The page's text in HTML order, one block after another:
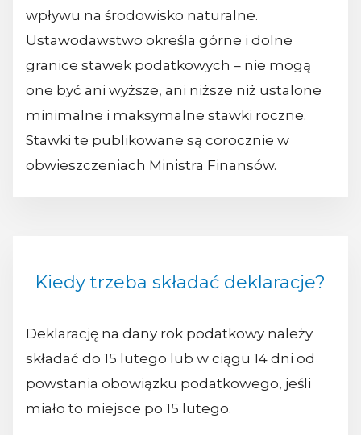
wpływu na środowisko naturalne.
Ustawodawstwo określa górne i dolne
granice stawek podatkowych – nie mogą
one być ani wyższe, ani niższe niż ustalone
minimalne i maksymalne stawki roczne.
Stawki te publikowane są corocznie w
obwieszczeniach Ministra Finansów.
Kiedy trzeba składać deklaracje?
Deklarację na dany rok podatkowy należy
składać do 15 lutego lub w ciągu 14 dni od
powstania obowiązku podatkowego, jeśli
miało to miejsce po 15 lutego.